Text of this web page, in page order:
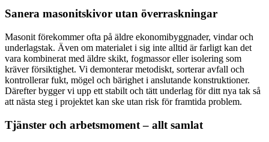
Sanera masonitskivor utan överraskningar
Masonit förekommer ofta på äldre ekonomibyggnader, vindar och
underlagstak. Även om materialet i sig inte alltid är farligt kan det
vara kombinerat med äldre skikt, fogmassor eller isolering som
kräver försiktighet. Vi demonterar metodiskt, sorterar avfall och
kontrollerar fukt, mögel och bärighet i anslutande konstruktioner.
Därefter bygger vi upp ett stabilt och tätt underlag för ditt nya tak så
att nästa steg i projektet kan ske utan risk för framtida problem.
Tjänster och arbetsmoment – allt samlat